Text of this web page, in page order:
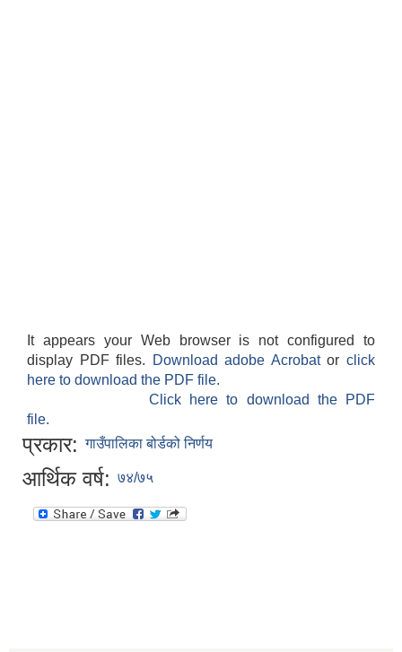
It appears your Web browser is not configured to
display PDF files.
Download adobe Acrobatorclick
here to download the PDF file.
Click here to download the PDF
file.
प्रकार: गाउँपालिका बोर्डको निर्णय
आर्थिक वर्ष: ७४/७५